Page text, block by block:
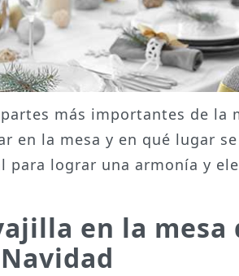
más importantes de la
en la mesa y en qué lugar se
para lograr una armonía y
en la mesa
Navidad